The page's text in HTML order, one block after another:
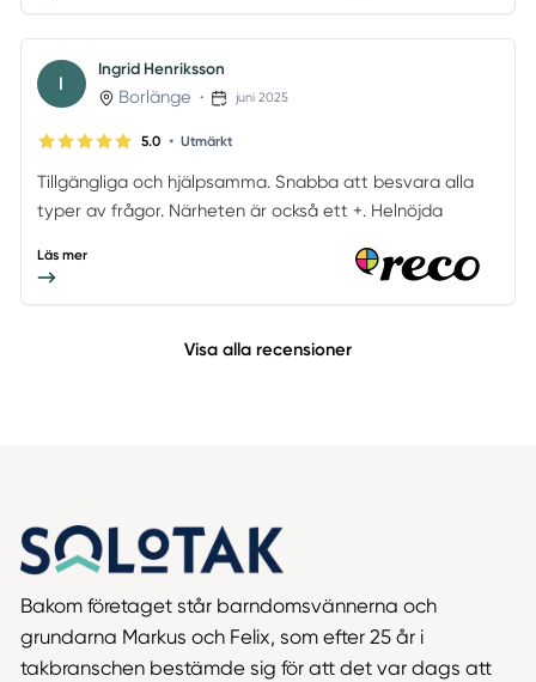
I
Ingrid Henriksson
Borlänge • juni 2025
5.0 • Utmärkt
Tillgängliga och hjälpsamma. Snabba att besvara alla
typer av frågor. Närheten är också ett +. Helnöjda
Läs mer
Visa alla recensioner
Bakom företaget står barndomsvännerna och
grundarna Markus och Felix, som efter 25 år i
takbranschen bestämde sig för att det var dags att